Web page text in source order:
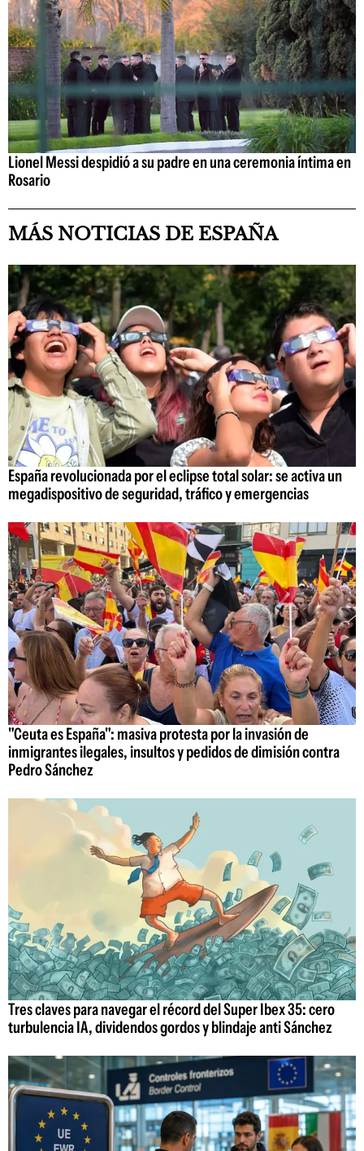
Lionel Messi despidió a su padre en una ceremonia íntima en
Rosario
MÁS NOTICIAS DE ESPAÑA
España revolucionada por el eclipse total solar: se activa un
megadispositivo de seguridad, tráfico y emergencias
"Ceuta es España": masiva protesta por la invasión de
inmigrantes ilegales, insultos y pedidos de dimisión contra
Pedro Sánchez
Tres claves para navegar el récord del Super Ibex 35: cero
turbulencia IA, dividendos gordos y blindaje anti Sánchez